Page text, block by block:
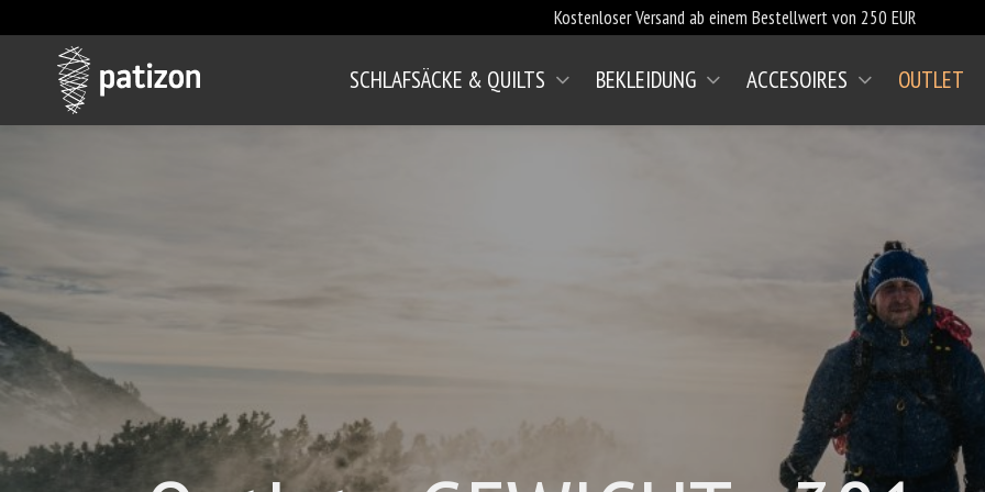
Kostenloser Versand ab einem Bestellwert von 250 EUR
SCHLAFSÄCKE & QUILTS BEKLEIDUNG ACCESOIRES OUTLET
(AKTUELL)